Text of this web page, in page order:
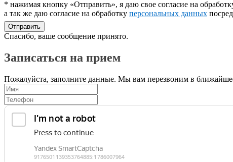
* нажимая кнопку «Отправить», я даю свое согласие на
а так же даю согласие на обработку персональных данных
Отправить
Спасибо, ваше сообщение принято.
Записаться на прием
Пожалуйста, заполните данные. Мы вам перезвоним в